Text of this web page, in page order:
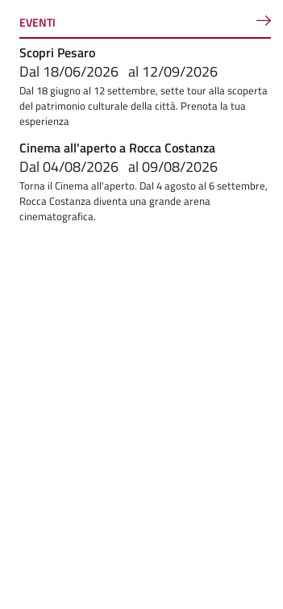
EVENTI
Scopri Pesaro
Dal 18/06/2026 al 12/09/2026
Dal 18 giugno al 12 settembre, sette tour alla scoperta
del patrimonio culturale della città. Prenota la tua
esperienza
Cinema all'aperto a Rocca Costanza
Dal04/08/2026 al09/08/2026
Torna il Cinema all'aperto. Dal 4 agosto al 6 settembre,
Rocca Costanza diventa una grande arena
cinematografica.